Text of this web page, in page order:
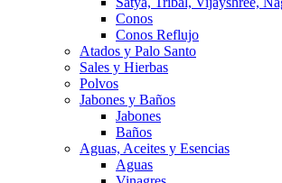
Conos
Conos Reflujo
Atados y Palo Santo
Sales y Hierbas
Polvos
Jabones y Baños
Jabones
Baños
Aguas, Aceites y Esencias
Aguas